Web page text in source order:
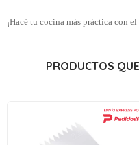
¡Hacé tu cocina más práctica con
PRODUCTOS